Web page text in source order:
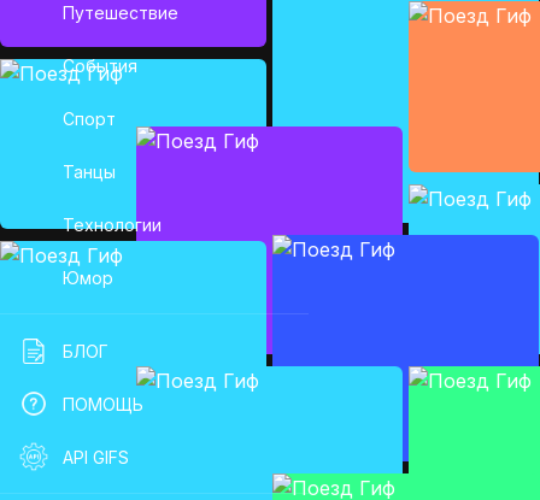
Путешествие
События
Спорт
Танцы
Технологии
Юмор
БЛОГ
ПОМОЩЬ
API GIFS